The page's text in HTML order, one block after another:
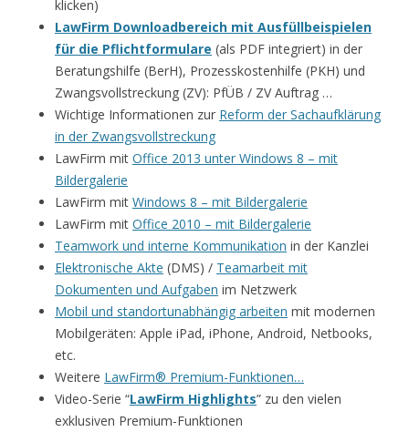
klicken)
LawFirm Downloadbereich mit Ausfüllbeispielen
für die Pflichtformulare (als PDF integriert) in der
Beratungshilfe (BerH), Prozesskostenhilfe (PKH) und
Zwangsvollstreckung (ZV): PfÜB / ZV Auftrag …
Wichtige Informationen zur Reform der Sachaufklärung
in der Zwangsvollstreckung
LawFirm mit Office 2013 unter Windows 8 – mit
Bildergalerie
LawFirm mit Windows 8 – mit Bildergalerie
LawFirm mit Office 2010 – mit Bildergalerie
Teamwork und interne Kommunikation in der Kanzlei
Elektronische Akte (DMS) / Teamarbeit mit
Dokumenten und Aufgaben im Netzwerk
Mobil und standortunabhängig arbeiten mit modernen
Mobilgeräten: Apple iPad, iPhone, Android, Netbooks,
etc.
Weitere LawFirm® Premium-Funktionen…
Video-Serie “LawFirm Highlights” zu den vielen
exklusiven Premium-Funktionen